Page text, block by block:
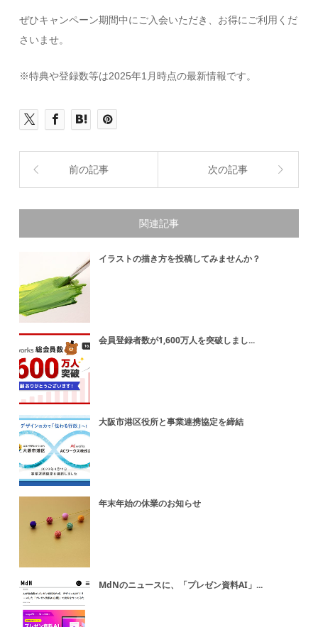
ぜひキャンペーン期間中にご入会いただき、お得にご利用くだ
さいませ。
※特典や登録数等は2025年1月時点の最新情報です。
前の記事 次の記事
関連記事
イラストの描き方を投稿してみませんか？
会員登録者数が1,600万人を突破しまし...
大阪市港区役所と事業連携協定を締結
年末年始の休業のお知らせ
MdNのニュースに、「プレゼン資料AI」...